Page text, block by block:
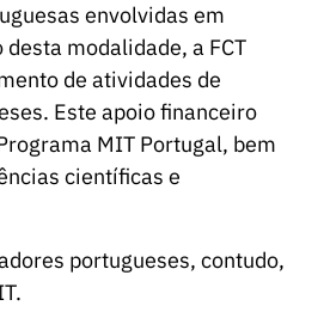
envolvidas em
modalidade, a FCT
de atividades de
Este apoio financeiro
MIT Portugal, bem
científicas e
portugueses, contudo,